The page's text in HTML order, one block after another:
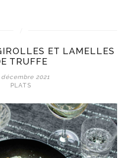
ET LAMELLES
TRUFFE
décembre 2021
PLATS